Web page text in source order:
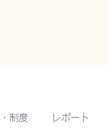
制度 レポート